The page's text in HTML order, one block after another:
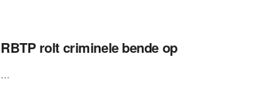
RBTP rolt criminele bende op
...